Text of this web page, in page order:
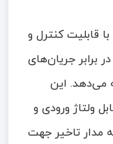
با قابلیت کنترل و
برابر جریان‌های
می‌دهد. این
ولتاژ ورودی و
مدار تاخیر جهت